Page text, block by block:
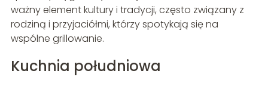
ważny element kultury i tradycji, często związany z
rodziną i przyjaciółmi, którzy spotykają się na
wspólne grillowanie.
Kuchnia południowa